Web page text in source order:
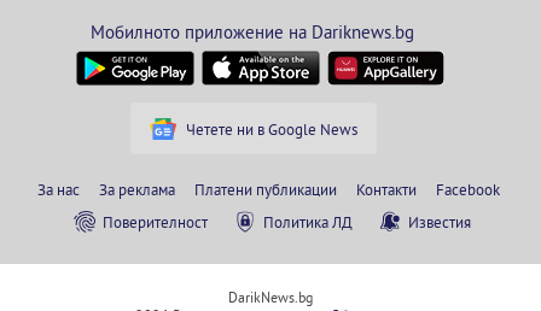
Мобилното приложение на Dariknews.bg
Четете ни в Google News
За нас За реклама Платени публикации Контакти
Facebook
Поверителност
Политика ЛД Известия
DarikNews.bg